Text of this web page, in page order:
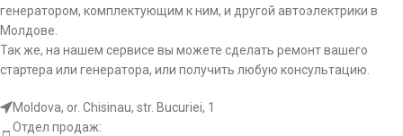
генератором, комплектующим к ним, и другой автоэлектрики в
Молдове.
Так же, на нашем сервисе вы можете сделать ремонт вашего
стартера или генератора, или получить любую консультацию.
Moldova, or. Chisinau, str. Bucuriei, 1
Отдел продаж: